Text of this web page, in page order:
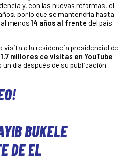
y, con las nuevas reformas, el
por lo que se mantendría hasta
menos 14 años al frente del país
visita a la residencia presidencial de
1.7 millones de visitas en YouTube
día después de su publicación.
BUKELE
DE EL